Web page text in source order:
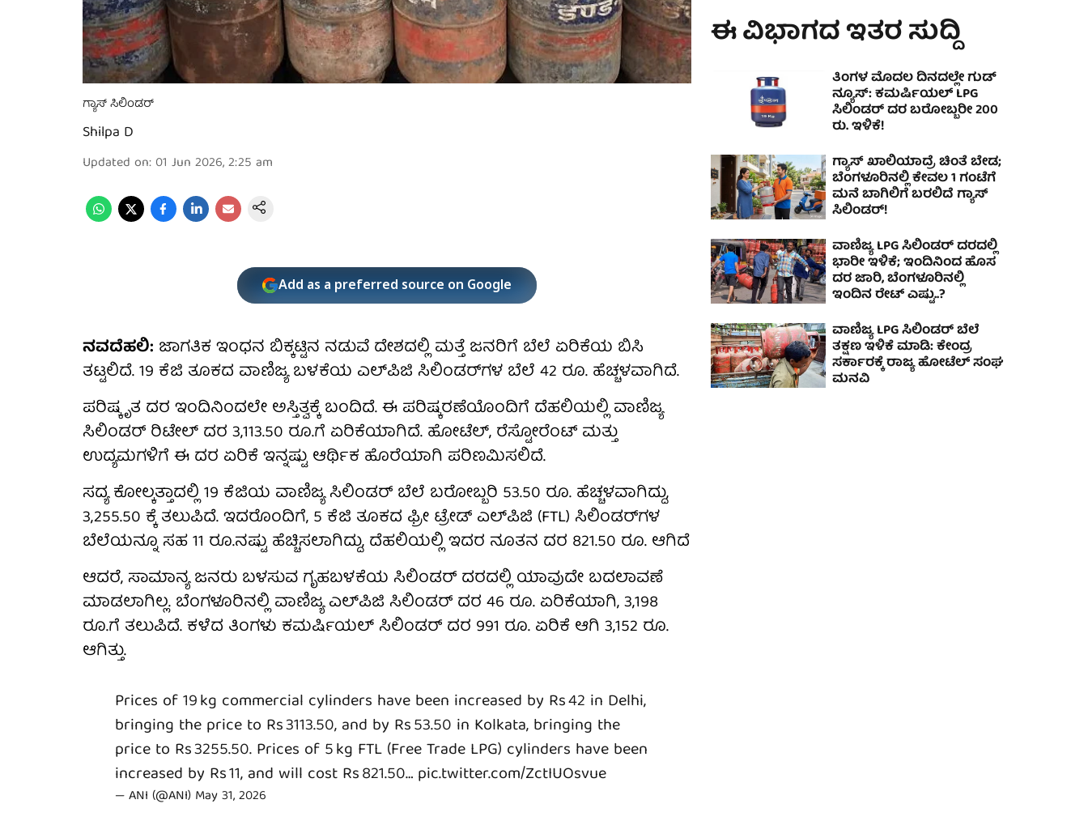
ಗ್ಯಾಸ್ ಸಿಲಿಂಡರ್
Shilpa D
Updated on: 01 Jun 2026, 2:25 am
Add as a preferred source on Google
ನವದೆಹಲಿ: ಜಾಗತಿಕ ಇಂಧನ ಬಿಕ್ಕಟ್ಟಿನ ನಡುವೆ ದೇಶದಲ್ಲಿ ಮತ್ತೆ ಜನರಿಗೆ ಬೆಲೆ ಏರಿಕೆಯ ಬಿಸಿ
ತಟ್ಟಲಿದೆ. 19 ಕೆಜಿ ತೂಕದ ವಾಣಿಜ್ಯ ಬಳಕೆಯ ಎಲ್‌ಪಿಜಿ ಸಿಲಿಂಡರ್‌ಗಳ ಬೆಲೆ 42 ರೂ. ಹೆಚ್ಚಳವಾಗಿದೆ.
ಪರಿಷ್ಕೃತ ದರ ಇಂದಿನಿಂದಲೇ ಅಸ್ತಿತ್ವಕ್ಕೆ ಬಂದಿದೆ. ಈ ಪರಿಷ್ಕರಣೆಯೊಂದಿಗೆ ದೆಹಲಿಯಲ್ಲಿ ವಾಣಿಜ್ಯ
ಸಿಲಿಂಡರ್ ರಿಟೇಲ್ ದರ 3,113.50 ರೂ.ಗೆ ಏರಿಕೆಯಾಗಿದೆ. ಹೋಟೆಲ್, ರೆಸ್ಟೋರೆಂಟ್ ಮತ್ತು
ಉದ್ಯಮಗಳಿಗೆ ಈ ದರ ಏರಿಕೆ ಇನ್ನಷ್ಟು ಆರ್ಥಿಕ ಹೊರೆಯಾಗಿ ಪರಿಣಮಿಸಲಿದೆ.
ಸದ್ಯ ಕೋಲ್ಕತ್ತಾದಲ್ಲಿ 19 ಕೆಜಿಯ ವಾಣಿಜ್ಯ ಸಿಲಿಂಡರ್ ಬೆಲೆ ಬರೋಬ್ಬರಿ 53.50 ರೂ. ಹೆಚ್ಚಳವಾಗಿದ್ದು,
3,255.50 ಕ್ಕೆ ತಲುಪಿದೆ. ಇದರೊಂದಿಗೆ, 5 ಕೆಜಿ ತೂಕದ ಫ್ರೀ ಟ್ರೇಡ್ ಎಲ್‌ಪಿಜಿ (FTL) ಸಿಲಿಂಡರ್‌ಗಳ
ಬೆಲೆಯನ್ನೂ ಸಹ 11 ರೂ.ನಷ್ಟು ಹೆಚ್ಚಿಸಲಾಗಿದ್ದು, ದೆಹಲಿಯಲ್ಲಿ ಇದರ ನೂತನ ದರ 821.50 ರೂ. ಆಗಿದೆ
ಆದರೆ, ಸಾಮಾನ್ಯ ಜನರು ಬಳಸುವ ಗೃಹಬಳಕೆಯ ಸಿಲಿಂಡರ್ ದರದಲ್ಲಿ ಯಾವುದೇ ಬದಲಾವಣೆ
ಮಾಡಲಾಗಿಲ್ಲ. ಬೆಂಗಳೂರಿನಲ್ಲಿ ವಾಣಿಜ್ಯ ಎಲ್​ಪಿಜಿ ಸಿಲಿಂಡರ್ ದರ 46 ರೂ. ಏರಿಕೆಯಾಗಿ, 3,198
ರೂ.ಗೆ ತಲುಪಿದೆ. ಕಳೆದ ತಿಂಗಳು ಕಮರ್ಷಿಯಲ್ ಸಿಲಿಂಡರ್ ದರ 991 ರೂ. ಏರಿಕೆ ಆಗಿ 3,152 ರೂ.
ಆಗಿತ್ತು.
Prices of 19 kg commercial cylinders have been increased by Rs 42 in Delhi,
bringing the price to Rs 3113.50, and by Rs 53.50 in Kolkata, bringing the
price to Rs 3255.50. Prices of 5 kg FTL (Free Trade LPG) cylinders have been
increased by Rs 11, and will cost Rs 821.50… pic.twitter.com/ZctIUOsvue
— ANI (@ANI) May 31, 2026
ಈ ವಿಭಾಗದ ಇತರ ಸುದ್ದಿ
ತಿಂಗಳ ಮೊದಲ ದಿನದಲ್ಲೇ ಗುಡ್
ನ್ಯೂಸ್: ಕಮರ್ಷಿಯಲ್ LPG
ಸಿಲಿಂಡರ್ ದರ ಬರೋಬ್ಬರೀ 200
ರು. ಇಳಿಕೆ!
ಗ್ಯಾಸ್ ಖಾಲಿಯಾದ್ರೆ ಚಿಂತೆ ಬೇಡ;
ಬೆಂಗಳೂರಿನಲ್ಲಿ ಕೇವಲ 1 ಗಂಟೆಗೆ
ಮನೆ ಬಾಗಿಲಿಗೆ ಬರಲಿದೆ ಗ್ಯಾಸ್
ಸಿಲಿಂಡರ್!
ವಾಣಿಜ್ಯ LPG ಸಿಲಿಂಡರ್ ದರದಲ್ಲಿ
ಭಾರೀ ಇಳಿಕೆ; ಇಂದಿನಿಂದ ಹೊಸ
ದರ ಜಾರಿ, ಬೆಂಗಳೂರಿನಲ್ಲಿ
ಇಂದಿನ ರೇಟ್ ಎಷ್ಟು..?
ವಾಣಿಜ್ಯ LPG ಸಿಲಿಂಡರ್‌ ಬೆಲೆ
ತಕ್ಷಣ ಇಳಿಕೆ ಮಾಡಿ: ಕೇಂದ್ರ
ಸರ್ಕಾರಕ್ಕೆ ರಾಜ್ಯ ಹೋಟೆಲ್‌ ಸಂಘ
ಮನವಿ